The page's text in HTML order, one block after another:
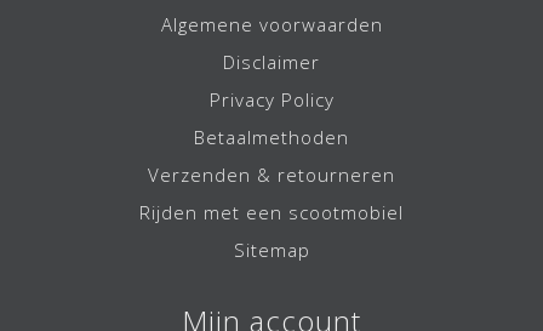
Algemene voorwaarden
Disclaimer
Privacy Policy
Betaalmethoden
Verzenden & retourneren
Rijden met een scootmobiel
Sitemap
Mijn account